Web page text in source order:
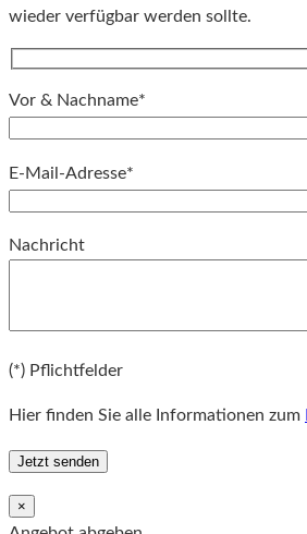
wieder verfügbar werden sollte.
Vor & Nachname*
E-Mail-Adresse*
Nachricht
(*) Pflichtfelder
Hier finden Sie alle Informationen zum
×